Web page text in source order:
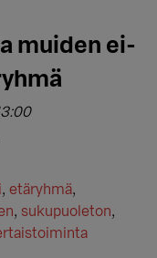
muiden ei-
,etäryhmä,
, sukupuoleton,